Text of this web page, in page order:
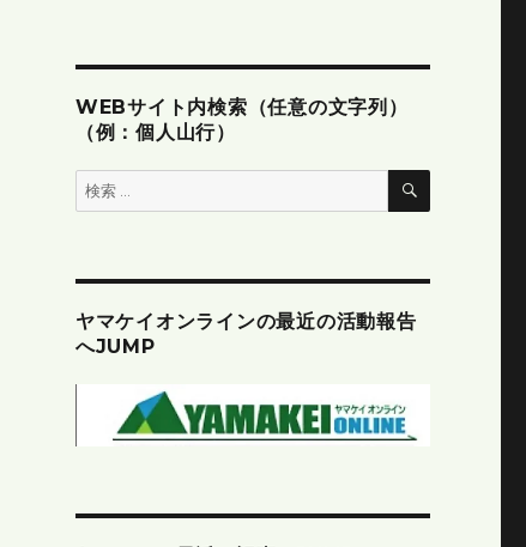
WEBサイト内検索（任意の文字列）
（例：個人山行）
検
索:
検
ヤマケイオンラインの最近の活動報告
へJUMP